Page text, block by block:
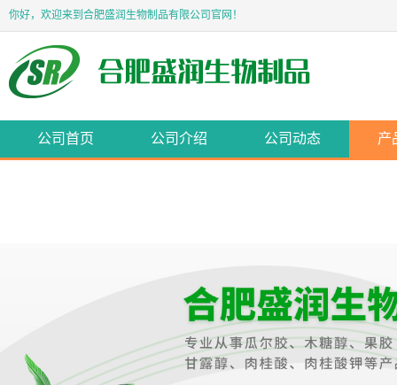
你好，欢迎来到合肥盛润生物制品有限公司官网！
公司首页 公司介绍 公司动态 产